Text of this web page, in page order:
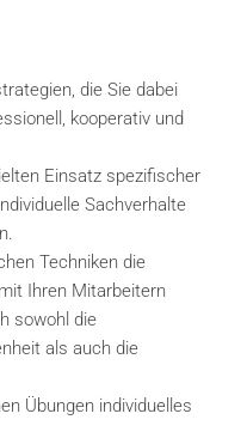
die Sie dabei
kooperativ und
Einsatz spezifischer
Sachverhalte
Techniken die
Ihren Mitarbeitern
sowohl die
als auch die
Übungen individuelles